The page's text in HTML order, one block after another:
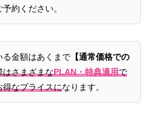
約ください。
金額はあくまで【通常価格での
はさまざまなPLAN・特典適用で
得なプライスになります。